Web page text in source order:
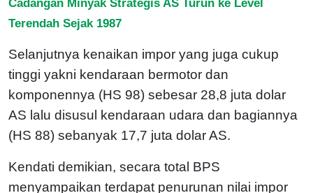
Terendah Sejak 1987
Selanjutnya kenaikan impor yang juga cukup
tinggi yakni kendaraan bermotor dan
komponennya (HS 98) sebesar 28,8 juta dolar
AS lalu disusul kendaraan udara dan bagiannya
(HS 88) sebanyak 17,7 juta dolar AS.
Kendati demikian, secara total BPS
menyampaikan terdapat penurunan nilai impor